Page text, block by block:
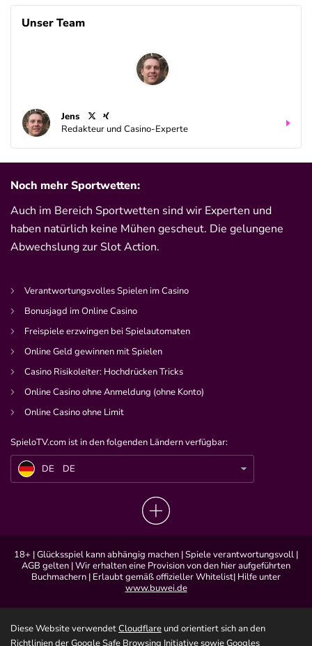
Unser Team
Jens
Redakteur und Casino-Experte
Noch mehr Sportwetten:
Auch im Bereich Sportwetten sind wir Experten und
haben natürlich keine Mühen gescheut. Die gelungene
Abwechslung zur Slot Action.
Verantwortungsvolles Spielen im Casino
Bonusjagd im Online Casino
Freispiele erzwingen bei Spielautomaten
Online Geld gewinnen mit Spielen
Casino Risikoleiter: Hochdrücken Tricks
Online Casino ohne Anmeldung (ohne Konto)
Online Casino ohne Limit
SpieloTV.com ist in den folgenden Ländern verfügbar:
DE
DE
18+ | Glücksspiel kann abhängig machen | Spiele verantwortungsvoll |
AGB gelten | Wir erhalten eine Provision von den hier aufgeführten
Buchmachern | Erlaubt gemäß offizieller Whitelist| Hilfe unter
www.buwei.de
Diese Website verwendetCloudflare und orientiert sich an den
Richtlinien derGoogle Safe Browsing Initiative sowie Googles